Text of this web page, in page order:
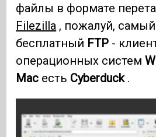
файлы в формате
Filezilla , пожалуй,
бесплатный FTP -
операционных систем
Mac есть Cyberduck.